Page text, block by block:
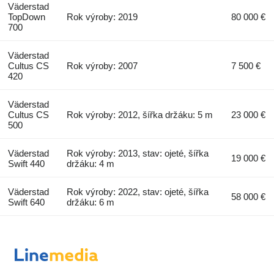
Väderstad
TopDown
700
Rok výroby: 2019 80 000 €
Väderstad
Cultus CS
420
Rok výroby: 2007 7 500 €
Väderstad
Cultus CS
500
Rok výroby: 2012, šířka držáku: 5 m 23 000 €
Väderstad
Swift 440
Rok výroby: 2013, stav: ojeté, šířka
držáku: 4 m
19 000 €
Väderstad
Swift 640
Rok výroby: 2022, stav: ojeté, šířka
držáku: 6 m
58 000 €